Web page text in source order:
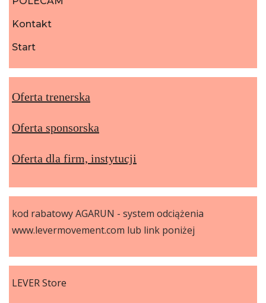
Kontakt
Start
Oferta trenerska
Oferta sponsorska
Oferta dla firm, instytucji
kod rabatowy AGARUN - system odciążenia
www.levermovement.com lub link poniżej
LEVER Store